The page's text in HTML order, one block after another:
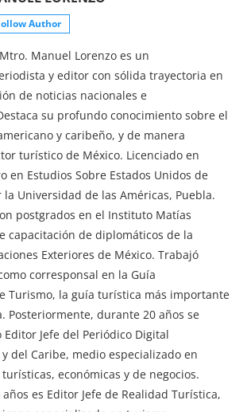
Author
Manuel Lorenzo es un
y editor con sólida trayectoria en
de noticias nacionales e
su profundo conocimiento sobre el
y caribeño, y de manera
turístico de México. Licenciado en
en Estudios Sobre Estados Unidos de
Universidad de las Américas, Puebla.
postgrados en el Instituto Matías
capacitación de diplomáticos de la
Exteriores de México. Trabajó
corresponsal en la Guía
Turismo, la guía turística más importante
Posteriormente, durante 20 años se
Jefe del Periódico Digital
del Caribe, medio especializado en
económicas y de negocios.
es Editor Jefe de Realidad Turística,